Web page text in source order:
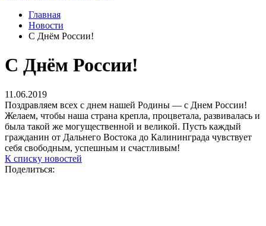
Главная
Новости
С Днём России!
С Днём России!
11.06.2019
Поздравляем всех с днем нашей Родины — с Днем России!
Желаем, чтобы наша страна крепла, процветала, развивалась и
была такой же могущественной и великой. Пусть каждый
гражданин от Дальнего Востока до Калининграда чувствует
себя свободным, успешным и счастливым!
К списку новостей
Поделиться: